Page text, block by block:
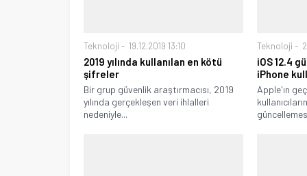
Teknoloji 19.12.2019 13:10
2019 yılında kullanılan en kötü
şifreler
Bir grup güvenlik araştırmacısı, 2019
yılında gerçekleşen veri ihlalleri
nedeniyle...
Teknoloji
iOS 12.4
iPhone
Apple'ın